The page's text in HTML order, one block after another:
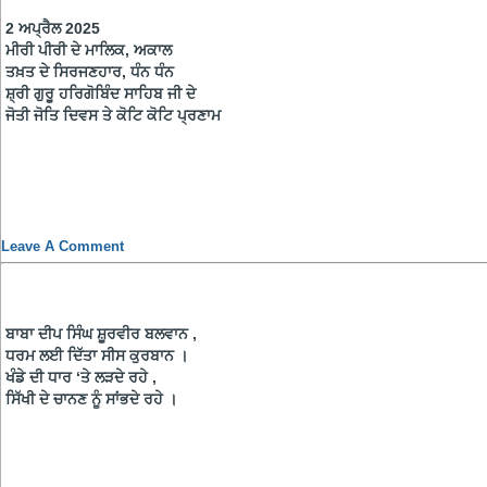
2 ਅਪ੍ਰੈਲ 2025
ਮੀਰੀ ਪੀਰੀ ਦੇ ਮਾਲਿਕ, ਅਕਾਲ
ਤਖ਼ਤ ਦੇ ਸਿਰਜਣਹਾਰ, ਧੰਨ ਧੰਨ
ਸ਼੍ਰੀ ਗੁਰੂ ਹਰਿਗੋਬਿੰਦ ਸਾਹਿਬ ਜੀ ਦੇ
ਜੋਤੀ ਜੋਤਿ ਦਿਵਸ ਤੇ ਕੋਟਿ ਕੋਟਿ ਪ੍ਰਣਾਮ
Leave A Comment
ਬਾਬਾ ਦੀਪ ਸਿੰਘ ਸ਼ੂਰਵੀਰ ਬਲਵਾਨ ,
ਧਰਮ ਲਈ ਦਿੱਤਾ ਸੀਸ ਕੁਰਬਾਨ ।
ਖੰਡੇ ਦੀ ਧਾਰ ‘ਤੇ ਲੜਦੇ ਰਹੇ ,
ਸਿੱਖੀ ਦੇ ਚਾਨਣ ਨੂੰ ਸਾਂਭਦੇ ਰਹੇ ।